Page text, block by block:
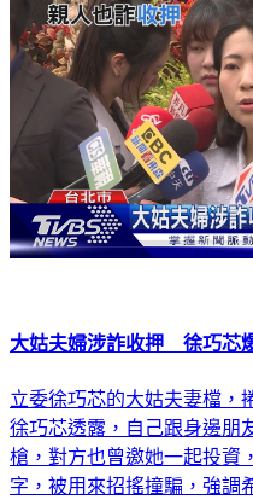
大姑夫婦涉詐收押 徐巧芯
立委徐巧芯的大姑夫妻檔，
徐巧芯透露，自己跟身邊朋
槍，對方也曾邀她一起投資
字，被用來招搖撞騙，強調